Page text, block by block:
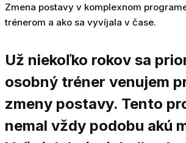
Zmena postavy v komplexnom
trénerom a ako sa vyvíjala v čase.
Už niekoľko rokov sa
osobný tréner venujem
zmeny postavy. Tento
nemal vždy podobu akú